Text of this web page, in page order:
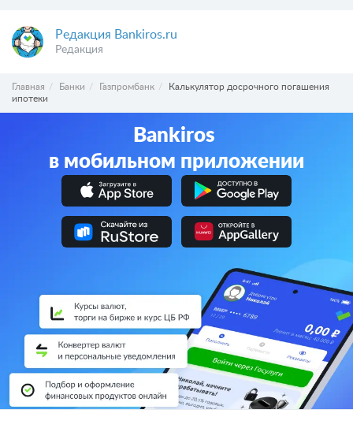
Редакция Bankiros.ru
Редакция
Главная Банки Газпромбанк
Калькулятор досрочного погашения
ипотеки
Bankiros
в мобильном приложении